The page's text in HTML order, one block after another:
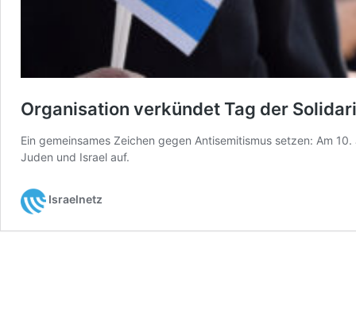
Organisation verkündet Tag der
Ein gemeinsames Zeichen gegen Antisemitismus setzen: Am
Juden und Israel auf.
Israelnetz